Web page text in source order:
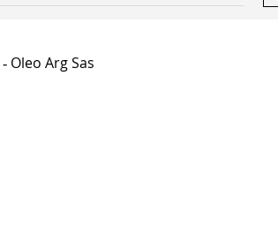
- Oleo Arg Sas